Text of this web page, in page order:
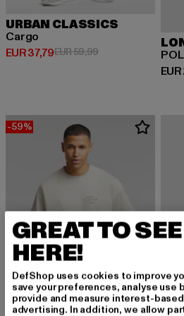
URBAN CLASSICS
Cargo
EUR 37,79
Derzeitiger Preis: EUR 37,79
EUR 59,99Aktionspreis: EUR
-59%
GREAT TO
HERE!
DefShop uses cookies to improve
save your preferences, analyse use
provide and measure interest-
advertising. In addition, we allow